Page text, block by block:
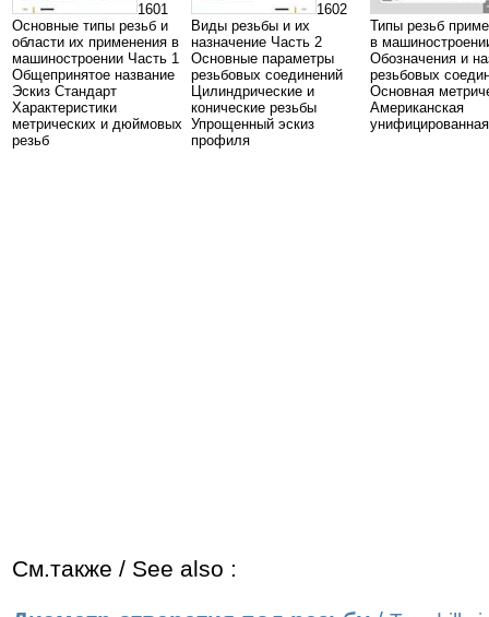
1601
Основные типы резьб и
области их применения в
машиностроении Часть 1
Общепринятое название
Эскиз Стандарт
Характеристики
метрических и дюймовых
резьб
1602
Виды резьбы и их
назначение Часть 2
Основные параметры
резьбовых соединений
Цилиндрические и
конические резьбы
Упрощенный эскиз
профиля
Типы резьб
в
Обозначения и
резьбовых
Основная
Американская
См.также / See also :